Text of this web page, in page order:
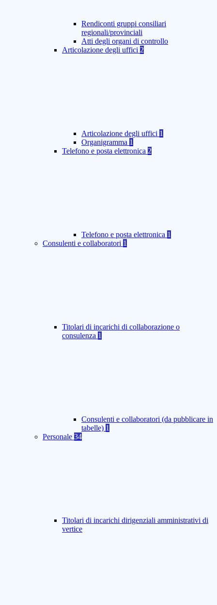
Rendiconti gruppi consiliari
regionali/provinciali
Atti degli organi di controllo
Articolazione degli uffici 2
Articolazione degli uffici 1
Organigramma 1
Telefono e posta elettronica 2
Telefono e posta elettronica 1
Consulenti e collaboratori 1
Titolari di incarichi di collaborazione o
consulenza 1
Consulenti e collaboratori (da pubblicare in
tabelle) 1
Personale 34
Titolari di incarichi dirigenziali amministrativi di
vertice